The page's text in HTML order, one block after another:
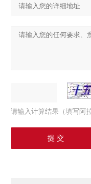
请输入计算结果（填写阿